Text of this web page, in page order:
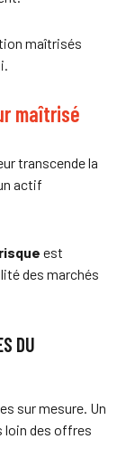
maîtrisés
maîtrisé
transcende la
actif
risque est
des marchés
DU
sur mesure. Un
loin des offres